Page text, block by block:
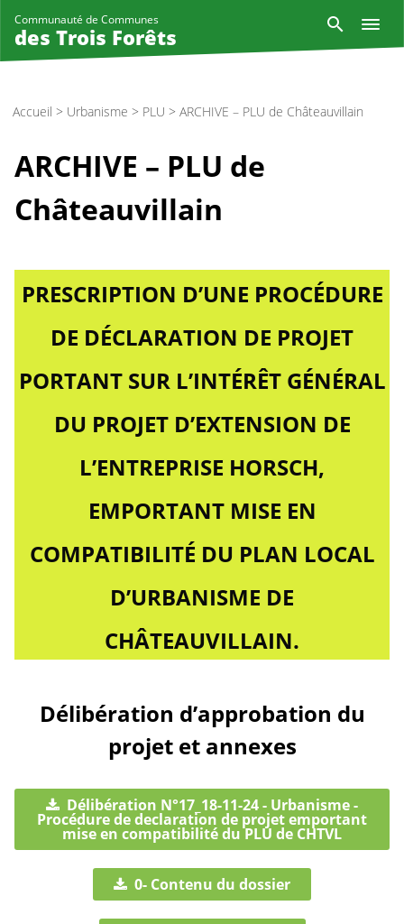
Communauté de Communes
des Trois Forêts
Accueil > Urbanisme > PLU > ARCHIVE – PLU de Châteauvillain
ARCHIVE – PLU de
Châteauvillain
PRESCRIPTION D’UNE PROCÉDURE
DE DÉCLARATION DE PROJET
PORTANT SUR L’INTÉRÊT GÉNÉRAL
DU PROJET D’EXTENSION DE
L’ENTREPRISE HORSCH,
EMPORTANT MISE EN
COMPATIBILITÉ DU PLAN LOCAL
D’URBANISME DE
CHÂTEAUVILLAIN.
Délibération d’approbation du
projet et annexes
Délibération N°17_18-11-24 - Urbanisme -
Procédure de declaration de projet emportant
mise en compatibilité du PLU de CHTVL
0- Contenu du dossier